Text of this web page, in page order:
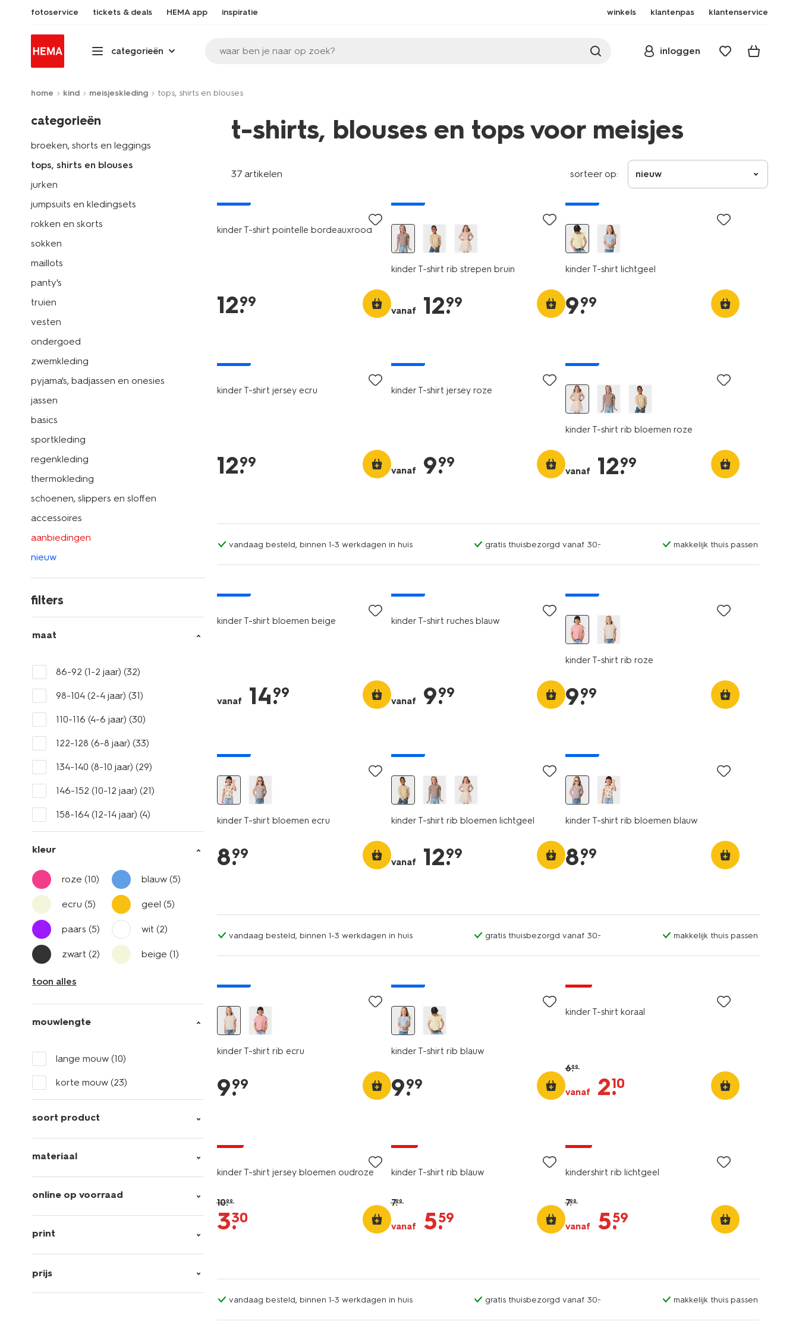
fotoservice tickets & deals HEMA app inspiratie winkels klantenpas klantenservice
categorieën waar ben je naar op zoek? inloggen
home kind meisjeskleding tops, shirts en blouses
categorieën
broeken, shorts en leggings
tops, shirts en blouses
jurken
jumpsuits en kledingsets
rokken en skorts
sokken
maillots
panty's
truien
vesten
ondergoed
zwemkleding
pyjama's, badjassen en onesies
jassen
basics
sportkleding
regenkleding
thermokleding
schoenen, slippers en sloffen
accessoires
aanbiedingen
nieuw
filters
maat
86-92 (1-2 jaar) (32)
98-104 (2-4 jaar) (31)
110-116 (4-6 jaar) (30)
122-128 (6-8 jaar) (33)
134-140 (8-10 jaar) (29)
146-152 (10-12 jaar) (21)
158-164 (12-14 jaar) (4)
kleur
roze (10) blauw(5)
ecru (5) geel(5)
paars (5) wit(2)
zwart (2) beige(1)
toon alles
mouwlengte
lange mouw (10)
korte mouw (23)
soort product
materiaal
online op voorraad
print
prijs
t-shirts, blouses en tops voor meisjes
37 artikelen sorteer op: nieuw
kinder T-shirt pointelle bordeauxrood
12.
99
kinder T-shirt rib strepen bruin
vanaf 12.
99
kinder T-shirt lichtgeel
9.
99
kinder T-shirt jersey ecru
12.
99
kinder T-shirt jersey roze
vanaf 9.
99
kinder T-shirt rib bloemen roze
vanaf 12.
99
vandaag besteld, binnen 1-3 werkdagen in huis gratis thuisbezorgd vanaf 30.- makkelijk thuis passen
kinder T-shirt bloemen beige
vanaf 14.
99
kinder T-shirt ruches blauw
vanaf 9.
99
kinder T-shirt rib roze
9.
99
kinder T-shirt bloemen ecru
8.
99
kinder T-shirt rib bloemen lichtgeel
vanaf 12.
99
kinder T-shirt rib bloemen blauw
8.
99
vandaag besteld, binnen 1-3 werkdagen in huis gratis thuisbezorgd vanaf 30.- makkelijk thuis passen
kinder T-shirt rib ecru
9.
99
kinder T-shirt rib blauw
9.
99
kinder T-shirt koraal
6.99
vanaf 2.
10
kinder T-shirt jersey bloemen oudroze
10.99
3.
30
kinder T-shirt rib blauw
7.99
vanaf 5.
59
kindershirt rib lichtgeel
7.99
vanaf 5.
59
vandaag besteld, binnen 1-3 werkdagen in huis gratis thuisbezorgd vanaf 30.- makkelijk thuis passen